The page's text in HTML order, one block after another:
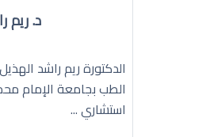
د. ريم
الدكتورة ريم راشد
الطب بجامعة الإمام
استشاري ...